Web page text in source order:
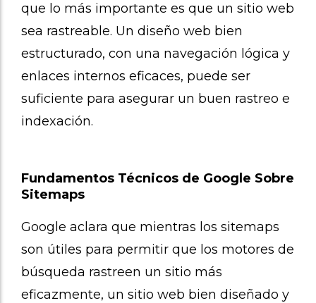
que lo más importante es que un sitio web
sea rastreable. Un diseño web bien
estructurado, con una navegación lógica y
enlaces internos eficaces, puede ser
suficiente para asegurar un buen rastreo e
indexación.
Fundamentos Técnicos de Google Sobre
Sitemaps
Google aclara que mientras los sitemaps
son útiles para permitir que los motores de
búsqueda rastreen un sitio más
eficazmente, un sitio web bien diseñado y